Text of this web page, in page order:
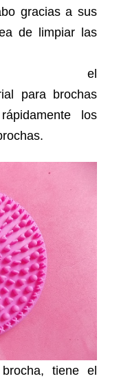
gracias a sus
de limpiar las
para brochas
los
tiene el